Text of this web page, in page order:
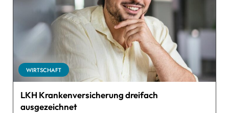
WIRTSCHAFT
LKH Krankenversicherung dreifach
ausgezeichnet